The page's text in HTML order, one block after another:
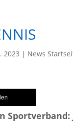
2023 | News